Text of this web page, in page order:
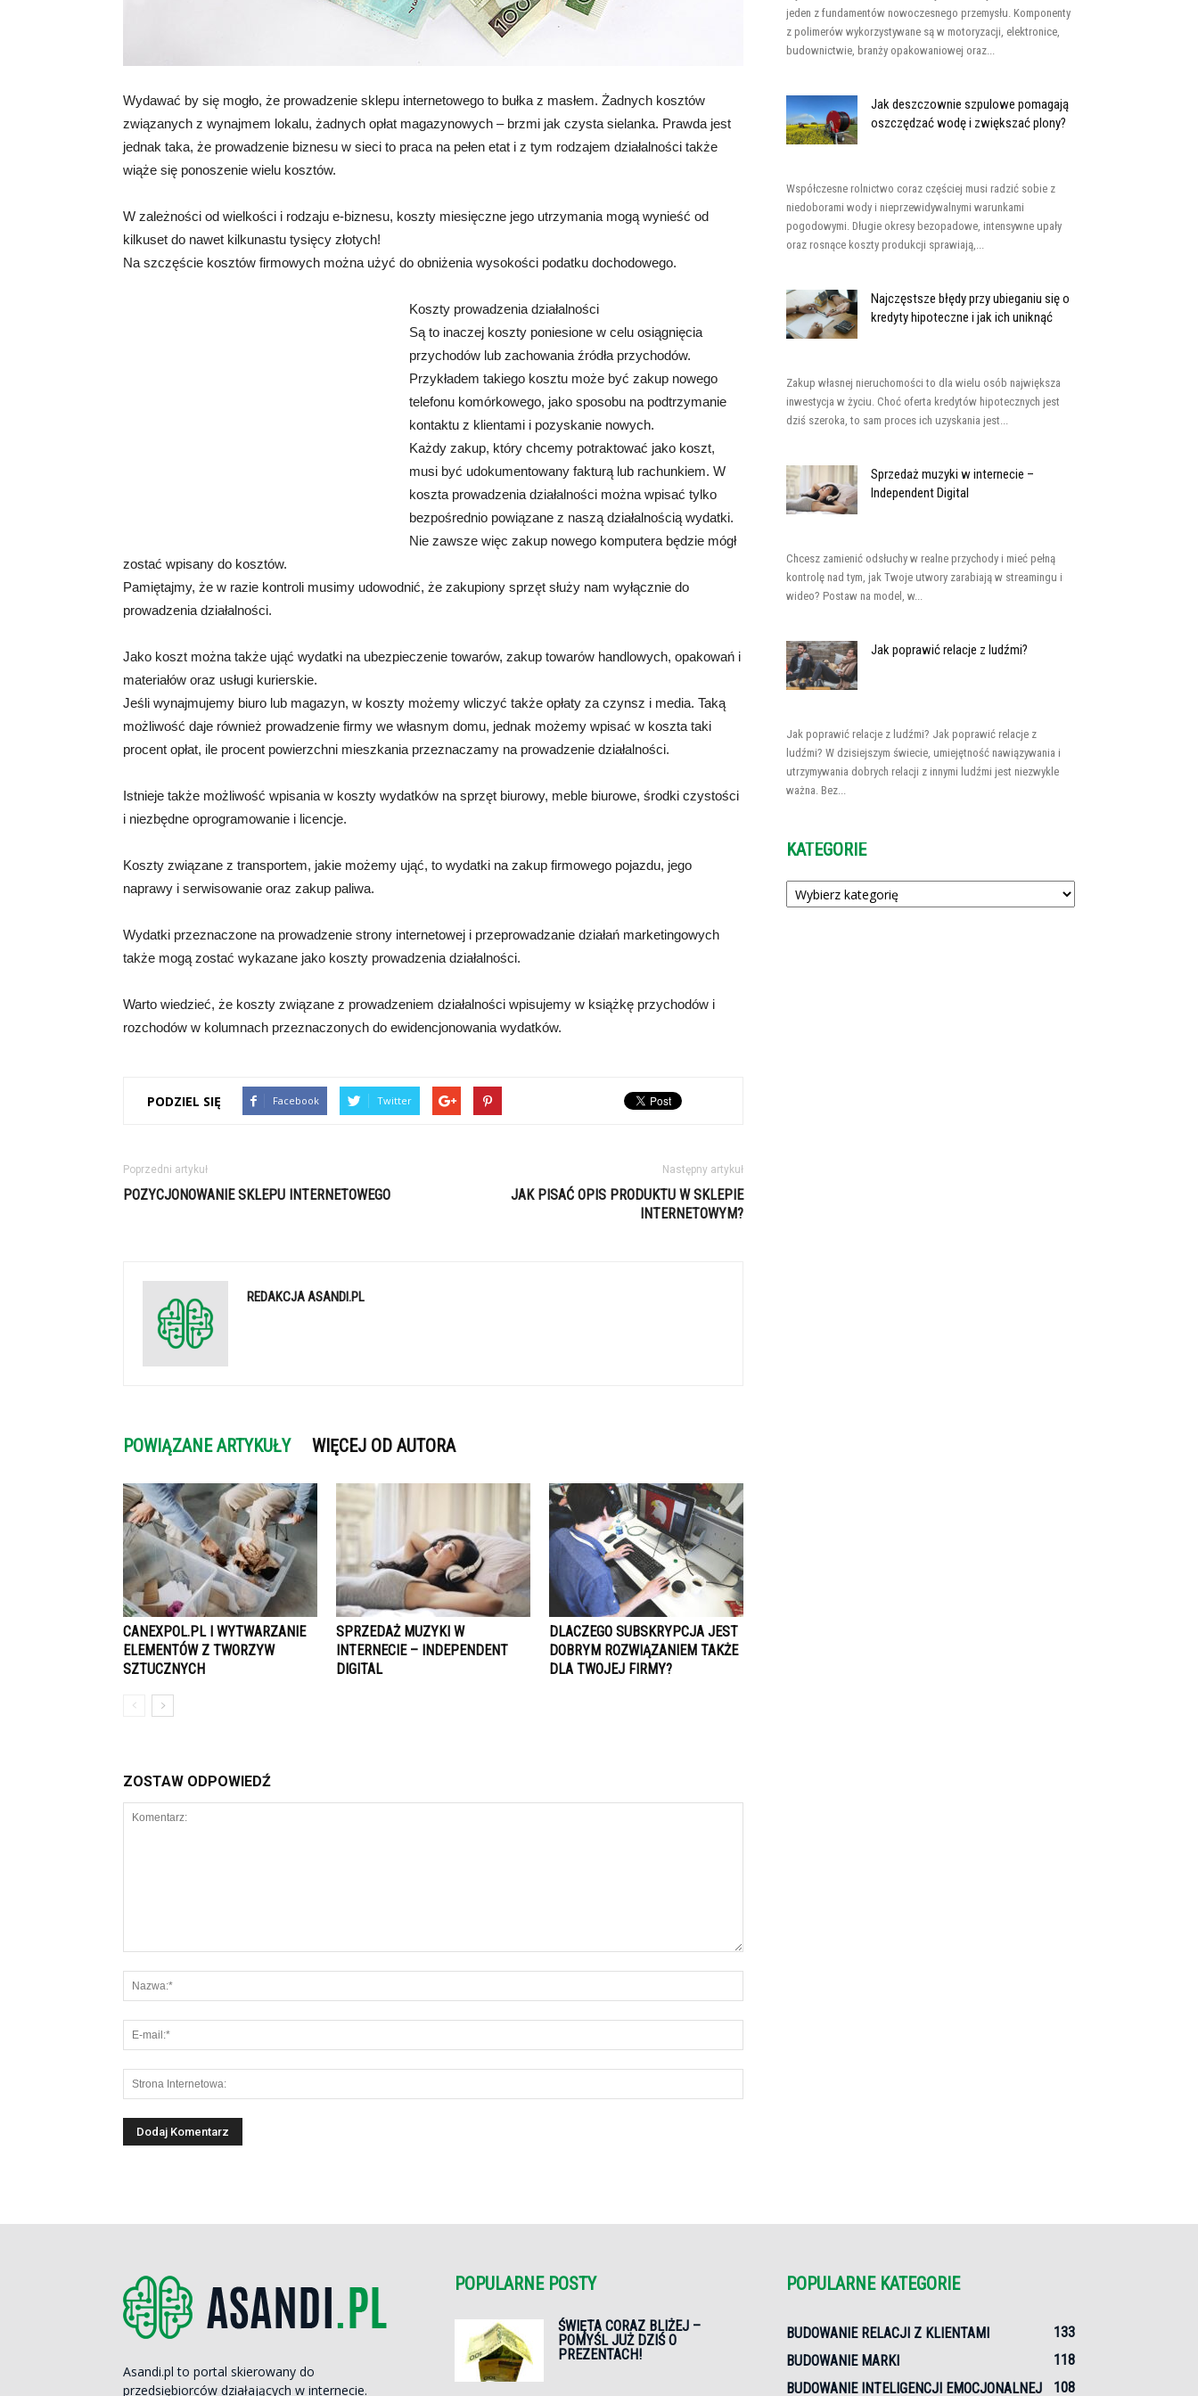
Wydawać by się mogło, że prowadzenie sklepu internetowego to bułka z masłem. Żadnych kosztów
związanych z wynajmem lokalu, żadnych opłat magazynowych – brzmi jak czysta sielanka. Prawda jest
jednak taka, że prowadzenie biznesu w sieci to praca na pełen etat i z tym rodzajem działalności także
wiąże się ponoszenie wielu kosztów.
W zależności od wielkości i rodzaju e-biznesu, koszty miesięczne jego utrzymania mogą wynieść od
kilkuset do nawet kilkunastu tysięcy złotych!
Na szczęście kosztów firmowych można użyć do obniżenia wysokości podatku dochodowego.
Koszty prowadzenia działalności
Są to inaczej koszty poniesione w celu osiągnięcia
przychodów lub zachowania źródła przychodów.
Przykładem takiego kosztu może być zakup nowego
telefonu komórkowego, jako sposobu na podtrzymanie
kontaktu z klientami i pozyskanie nowych.
Każdy zakup, który chcemy potraktować jako koszt,
musi być udokumentowany fakturą lub rachunkiem. W
koszta prowadzenia działalności można wpisać tylko
bezpośrednio powiązane z naszą działalnością wydatki.
Nie zawsze więc zakup nowego komputera będzie mógł
zostać wpisany do kosztów.
Pamiętajmy, że w razie kontroli musimy udowodnić, że zakupiony sprzęt służy nam wyłącznie do
prowadzenia działalności.
Jako koszt można także ująć wydatki na ubezpieczenie towarów, zakup towarów handlowych, opakowań i
materiałów oraz usługi kurierskie.
Jeśli wynajmujemy biuro lub magazyn, w koszty możemy wliczyć także opłaty za czynsz i media. Taką
możliwość daje również prowadzenie firmy we własnym domu, jednak możemy wpisać w koszta taki
procent opłat, ile procent powierzchni mieszkania przeznaczamy na prowadzenie działalności.
Istnieje także możliwość wpisania w koszty wydatków na sprzęt biurowy, meble biurowe, środki czystości
i niezbędne oprogramowanie i licencje.
Koszty związane z transportem, jakie możemy ująć, to wydatki na zakup firmowego pojazdu, jego
naprawy i serwisowanie oraz zakup paliwa.
Wydatki przeznaczone na prowadzenie strony internetowej i przeprowadzanie działań marketingowych
także mogą zostać wykazane jako koszty prowadzenia działalności.
Warto wiedzieć, że koszty związane z prowadzeniem działalności wpisujemy w książkę przychodów i
rozchodów w kolumnach przeznaczonych do ewidencjonowania wydatków.
PODZIEL SIĘ Facebook Twitter
Poprzedni artykuł
POZYCJONOWANIE SKLEPU INTERNETOWEGO
Następny artykuł
JAK PISAĆ OPIS PRODUKTU W SKLEPIE
INTERNETOWYM?
REDAKCJA ASANDI.PL
POWIĄZANE ARTYKUŁY WIĘCEJ OD AUTORA
CANEXPOL.PL I WYTWARZANIE
ELEMENTÓW Z TWORZYW
SZTUCZNYCH
SPRZEDAŻ MUZYKI W
INTERNECIE – INDEPENDENT
DIGITAL
DLACZEGO SUBSKRYPCJA JEST
DOBRYM ROZWIĄZANIEM TAKŻE
DLA TWOJEJ FIRMY?
ZOSTAW ODPOWIEDŹ
jeden z fundamentów nowoczesnego przemysłu. Komponenty
z polimerów wykorzystywane są w motoryzacji, elektronice,
budownictwie, branży opakowaniowej oraz...
Jak deszczownie szpulowe pomagają
oszczędzać wodę i zwiększać plony?
Współczesne rolnictwo coraz częściej musi radzić sobie z
niedoborami wody i nieprzewidywalnymi warunkami
pogodowymi. Długie okresy bezopadowe, intensywne upały
oraz rosnące koszty produkcji sprawiają,...
Najczęstsze błędy przy ubieganiu się o
kredyty hipoteczne i jak ich uniknąć
Zakup własnej nieruchomości to dla wielu osób największa
inwestycja w życiu. Choć oferta kredytów hipotecznych jest
dziś szeroka, to sam proces ich uzyskania jest...
Sprzedaż muzyki w internecie –
Independent Digital
Chcesz zamienić odsłuchy w realne przychody i mieć pełną
kontrolę nad tym, jak Twoje utwory zarabiają w streamingu i
wideo? Postaw na model, w...
Jak poprawić relacje z ludźmi?
Jak poprawić relacje z ludźmi? Jak poprawić relacje z
ludźmi? W dzisiejszym świecie, umiejętność nawiązywania i
utrzymywania dobrych relacji z innymi ludźmi jest niezwykle
ważna. Bez...
KATEGORIE
Kategorie
Asandi.pl to portal skierowany do
przedsiębiorców działających w internecie.
POPULARNE POSTY
ŚWIĘTA CORAZ BLIŻEJ –
POMYŚL JUŻ DZIŚ O
PREZENTACH!
POPULARNE KATEGORIE
BUDOWANIE RELACJI Z KLIENTAMI
133
BUDOWANIE MARKI
118
BUDOWANIE INTELIGENCJI EMOCJONALNEJ
108